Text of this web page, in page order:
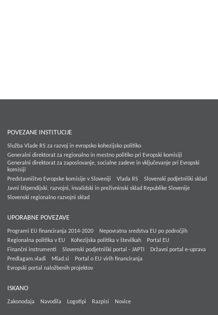
POVEZANE INSTITUCIJE
Služba Vlade RS za razvoj in evropsko kohezijsko politiko
Generalni direktorat za regionalno in mestno politiko pri Evropski komisiji
Generalni direktorat za zaposlovanje, socialne zadeve in vključevanje pri Evropski
komisiji
Predstavništvo Evropske komisije v Sloveniji
Vlada RS
Slovenski podjetniški sklad
Javni štipendijski, razvojni, invalidski in preživninski sklad Republike Slovenije
Slovenski regionalno razvojni sklad
UPORABNE POVEZAVE
Programi EU financiranja 2014-2020
Nepovratna sredstva EU po področjih
Regionalna politika v EU
Kohezijska politika v številkah
Portal EU
Finančni instrumenti
Slovenski podjetniški portal - JAPTI
Državni portal e-uprava
Predlagam.vladi
Mlad.si
Portal o EU virih financiranja
Evropski portal naložbenih projektov
ISKANO
Zakonodaja Navodila Logotipi Razpisi Novice